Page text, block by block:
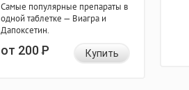
Самые популярные препараты в
одной таблетке — Виагра и
Дапоксетин.
от 200Р Купить